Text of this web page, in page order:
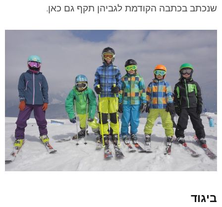
שנכתב בכתבה הקודמת לגביהן תקף גם כאן.
ביגוד